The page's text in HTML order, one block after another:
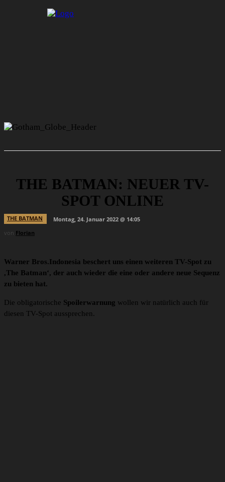
THE BATMAN: NEUER TV-
SPOT ONLINE
THE BATMAN
Montag, 24. Januar 2022 @ 14:05
von Florian
Warner Bros.Indonesia beschert uns einen weiteren TV-Spot zu
,The Batman‘, der auch wieder die eine oder andere neue Sequenz
zu bieten hat.
Die obligatorische Spoilerwarnung wollen wir natürlich auch für
diesen TV-Spot aussprechen.